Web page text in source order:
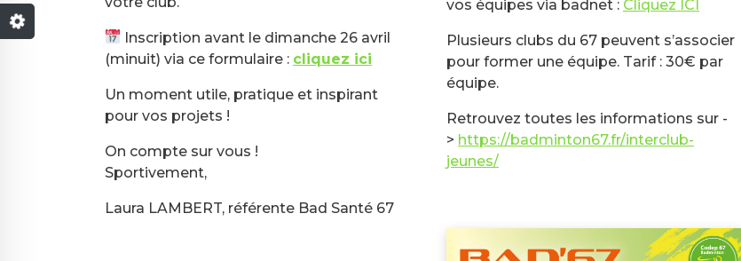
Inscription avant le dimanche 26 avril
(minuit) via ce formulaire : cliquez ici
Un moment utile, pratique et inspirant
pour vos projets !
On compte sur vous !
Sportivement,
Laura LAMBERT, référente Bad Santé 67
vos équipes via badnet : Cliquez ICI
Plusieurs clubs du 67 peuvent s’associer
pour former une équipe. Tarif : 30€ par
équipe.
Retrouvez toutes les informations sur -
> https://badminton67.fr/interclub-
jeunes/